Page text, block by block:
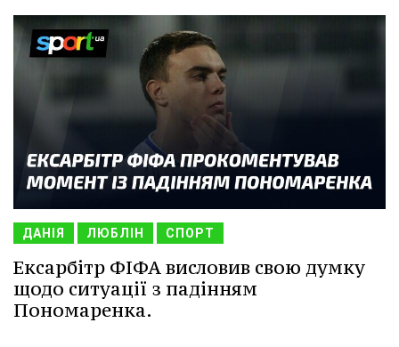
ДАНІЯ ЛЮБЛІН СПОРТ
Ексарбітр ФІФА висловив свою думку
щодо ситуації з падінням
Пономаренка.